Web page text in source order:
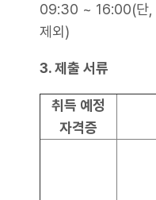
09:30 ~ 16:00(단,
제외)
3. 제출 서류
취득 예정
자격증